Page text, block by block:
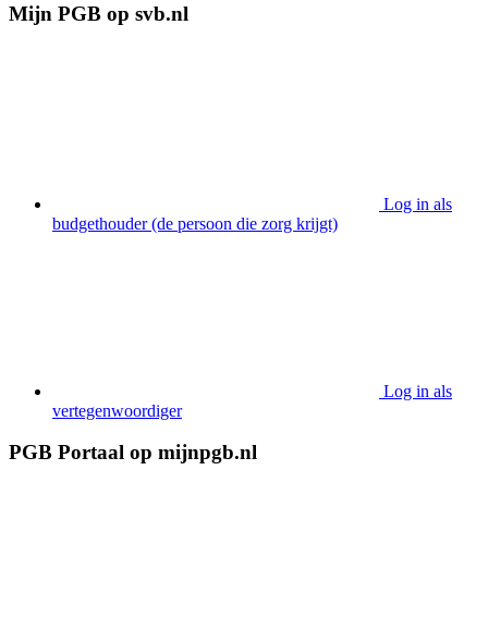
Mijn PGB op svb.nl
Log in als
budgethouder (de persoon die zorg krijgt)
Log in als
vertegenwoordiger
PGB Portaal op mijnpgb.nl